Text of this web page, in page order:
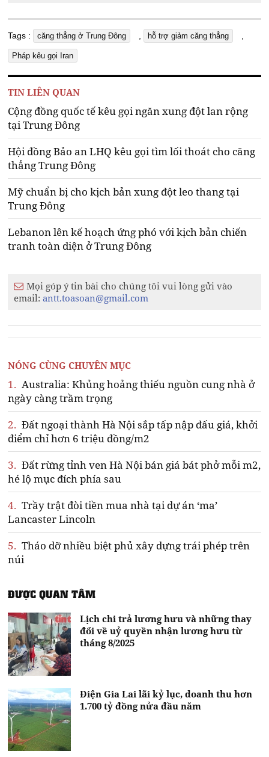
Tags : căng thẳng ở Trung Đông hỗ trợ giảm căng thẳng
Pháp kêu gọi Iran
TIN LIÊN QUAN
Cộng đồng quốc tế kêu gọi ngăn xung đột lan rộng
tại Trung Đông
Hội đồng Bảo an LHQ kêu gọi tìm lối thoát cho căng
thẳng Trung Đông
Mỹ chuẩn bị cho kịch bản xung đột leo thang tại
Trung Đông
Lebanon lên kế hoạch ứng phó với kịch bản chiến
tranh toàn diện ở Trung Đông
Mọi góp ý tin bài cho chúng tôi vui lòng gửi vào
email:antt.toasoan@gmail.com
NÓNG CÙNG CHUYÊN MỤC
1. Australia: Khủng hoảng thiếu nguồn cung nhà ở
ngày càng trầm trọng
2. Đất ngoại thành Hà Nội sắp tấp nập đấu giá, khởi
điểm chỉ hơn 6 triệu đồng/m2
3. Đất rừng tỉnh ven Hà Nội bán giá bát phở mỗi m2,
hé lộ mục đích phía sau
4. Trầy trật đòi tiền mua nhà tại dự án ‘ma’
Lancaster Lincoln
5. Tháo dỡ nhiều biệt phủ xây dựng trái phép trên
núi
ĐƯỢC QUAN TÂM
Lịch chi trả lương hưu và những thay
đổi về uỷ quyền nhận lương hưu từ
tháng 8/2025
Điện Gia Lai lãi kỷ lục, doanh thu hơn
1.700 tỷ đồng nửa đầu năm